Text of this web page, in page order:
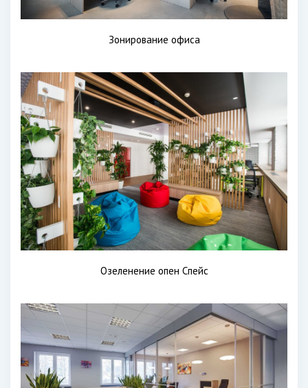
Зонирование офиса
Озеленение опен Спейс